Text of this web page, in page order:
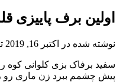
اولین برف پاییزی
نوشته شده در اکتبر 16, 2019
سفید برفاک بزی کلوانی کوه ر
پیش چشمم ببرد زن ماری رو ر